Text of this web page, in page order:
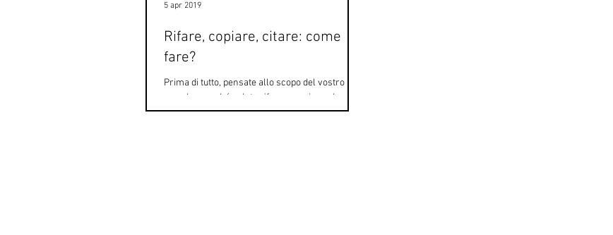
Rifare, copiare, citare: come
fare?
Prima di tutto, pensate allo scopo del vostro
remake: perché volete rifare proprio quel
dipinto? O rimettere in scena quella fotografia?...
5 apr 2019